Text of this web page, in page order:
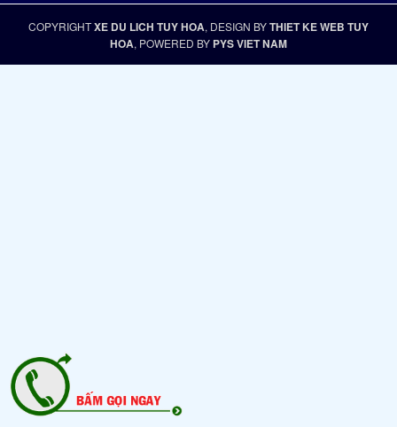
COPYRIGHTXE DU LICH TUY HOA, DESIGN BYTHIET KE WEB TUY
HOA, POWERED BY PYS VIET NAM